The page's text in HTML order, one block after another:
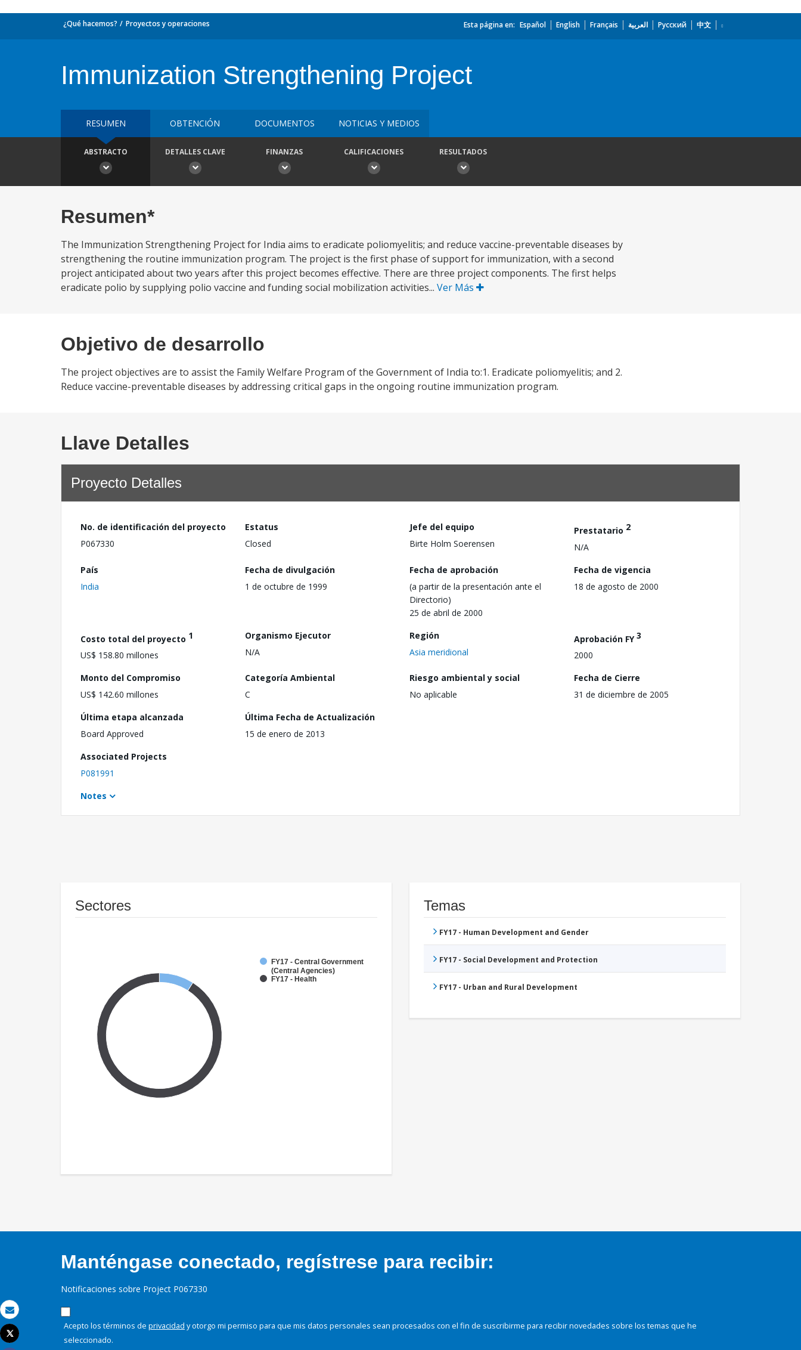
Correo electrónico
Imprimir
Tweet
¿Qué hacemos? Proyectos y operaciones Esta página en: Español English Français العربية Русский 中文
Immunization Strengthening Project
RESUMEN OBTENCIÓN DOCUMENTOS NOTICIAS Y MEDIOS
ABSTRACTO DETALLES CLAVE FINANZAS CALIFICACIONES RESULTADOS
Resumen*
The Immunization Strengthening Project for India aims to eradicate poliomyelitis; and reduce vaccine-preventable diseases by
strengthening the routine immunization program. The project is the first phase of support for immunization, with a second
project anticipated about two years after this project becomes effective. There are three project components. The first helps
eradicate polio by supplying polio vaccine and funding social mobilization activities... Ver Más
Objetivo de desarrollo
The project objectives are to assist the Family Welfare Program of the Government of India to:1. Eradicate poliomyelitis; and 2.
Reduce vaccine-preventable diseases by addressing critical gaps in the ongoing routine immunization program.
Llave Detalles
Proyecto Detalles
No. de identificación del proyecto
P067330
Estatus
Closed
Jefe del equipo
Birte Holm Soerensen
Prestatario 2
N/A
País
India
Fecha de divulgación
1 de octubre de 1999
Fecha de aprobación
(a partir de la presentación ante el
Directorio)
25 de abril de 2000
Fecha de vigencia
18 de agosto de 2000
Costo total del proyecto 1
US$ 158.80 millones
Organismo Ejecutor
N/A
Región
Asia meridional
Aprobación FY3
2000
Monto del Compromiso
US$ 142.60 millones
Categoría Ambiental
C
Riesgo ambiental y social
No aplicable
Fecha de Cierre
31 de diciembre de 2005
Última etapa alcanzada
Board Approved
Última Fecha de Actualización
15 de enero de 2013
Associated Projects
P081991
Notes
Sectores
FY17 - Central Government
(Central Agencies)
FY17 - Health
Temas
FY17 - Human Development and Gender
FY17 - Social Development and Protection
FY17 - Urban and Rural Development
Manténgase conectado, regístrese para recibir:
Notificaciones sobre Project P067330
Acepto los términos de privacidad y otorgo mi permiso para que mis datos personales sean procesados con el fin de suscribirme para recibir novedades sobre los temas que he
seleccionado.